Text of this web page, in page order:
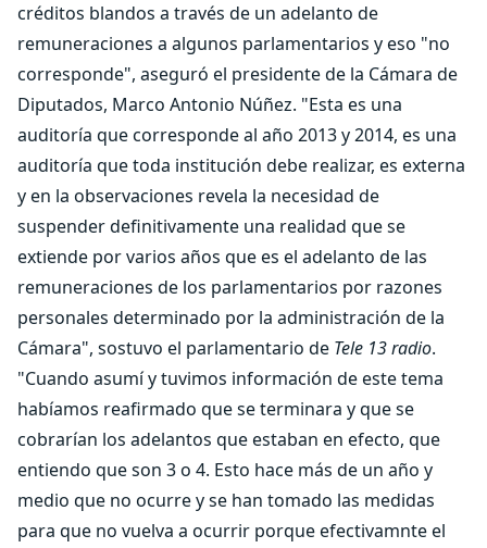
créditos blandos a través de un adelanto de
remuneraciones a algunos parlamentarios y eso "no
corresponde", aseguró el presidente de la Cámara de
Diputados, Marco Antonio Núñez. "Esta es una
auditoría que corresponde al año 2013 y 2014, es una
auditoría que toda institución debe realizar, es externa
y en la observaciones revela la necesidad de
suspender definitivamente una realidad que se
extiende por varios años que es el adelanto de las
remuneraciones de los parlamentarios por razones
personales determinado por la administración de la
Cámara", sostuvo el parlamentario de Tele 13 radio.
"Cuando asumí y tuvimos información de este tema
habíamos reafirmado que se terminara y que se
cobrarían los adelantos que estaban en efecto, que
entiendo que son 3 o 4. Esto hace más de un año y
medio que no ocurre y se han tomado las medidas
para que no vuelva a ocurrir porque efectivamnte el